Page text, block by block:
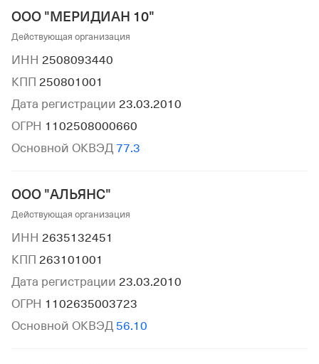
ООО "МЕРИДИАН 10"
Действующая организация
ИНН 2508093440
КПП 250801001
Дата регистрации 23.03.2010
ОГРН 1102508000660
Основной ОКВЭД 77.3
ООО "АЛЬЯНС"
Действующая организация
ИНН 2635132451
КПП 263101001
Дата регистрации 23.03.2010
ОГРН 1102635003723
Основной ОКВЭД 56.10